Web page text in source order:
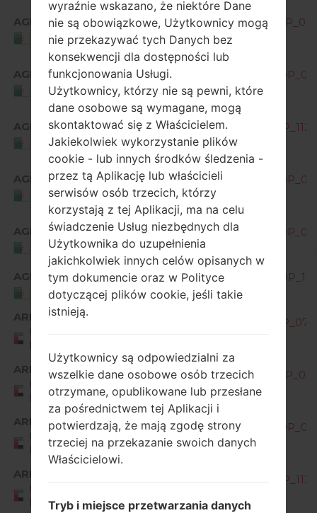
AGR
Algeria
AGR
Algeria
AGR
Algeria
AGR
Algeria
AGR
Algeria
AGR
Algeria
ARE
United Arab
Emirates
ARE
United Arab
Emirates
ARE
United Arab
Emirates
ARE
United Arab
Emirates
wyraźnie wskazano, że niektóre Dane
nie są obowiązkowe, Użytkownicy mogą
nie przekazywać tych Danych bez
konsekwencji dla dostępności lub
funkcjonowania Usługi.
Użytkownicy, którzy nie są pewni, które
dane osobowe są wymagane, mogą
skontaktować się z Właścicielem.
Jakiekolwiek wykorzystanie plików
cookie - lub innych środków śledzenia -
przez tą Aplikację lub właścicieli
serwisów osób trzecich, którzy
korzystają z tej Aplikacji, ma na celu
świadczenie Usług niezbędnych dla
Użytkownika do uzupełnienia
jakichkolwiek innych celów opisanych w
tym dokumencie oraz w Polityce
dotyczącej plików cookie, jeśli takie
istnieją.
Użytkownicy są odpowiedzialni za
wszelkie dane osobowe osób trzecich
otrzymane, opublikowane lub przesłane
za pośrednictwem tej Aplikacji i
potwierdzają, że mają zgodę strony
trzeciej na przekazanie swoich danych
Właścicielowi.
Tryb i miejsce przetwarzania danych